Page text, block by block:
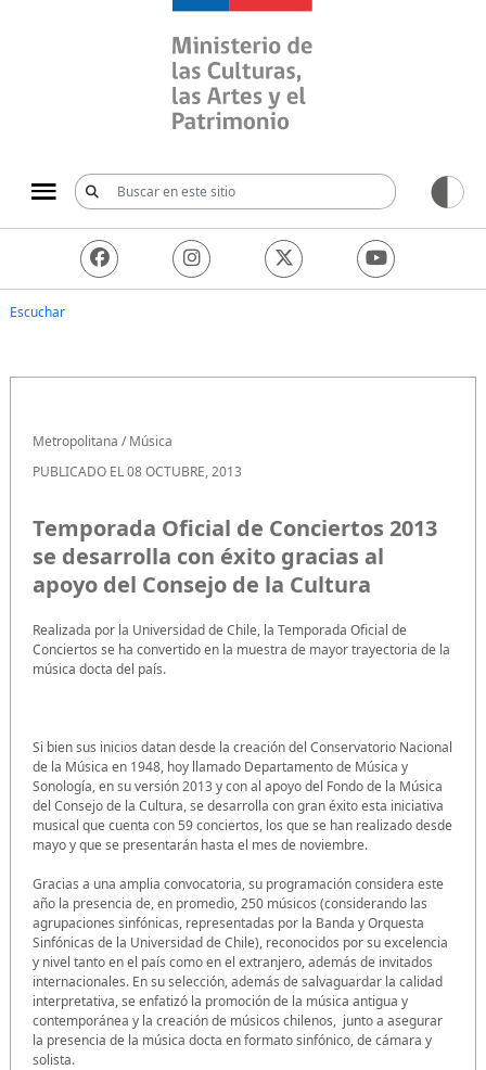
Ministerio de las
Escuchar
Metropolitana /Música
PUBLICADO EL 08 OCTUBRE, 2013
Temporada Oficial de Conciertos 2013
se desarrolla con éxito gracias al
apoyo del Consejo de la Cultura
Realizada por la Universidad de Chile, la Temporada Oficial de
Conciertos se ha convertido en la muestra de mayor trayectoria de la
música docta del país.
Si bien sus inicios datan desde la creación del Conservatorio Nacional
de la Música en 1948, hoy llamado Departamento de Música y
Sonología, en su versión 2013 y con al apoyo del Fondo de la Música
del Consejo de la Cultura, se desarrolla con gran éxito esta iniciativa
musical que cuenta con 59 conciertos, los que se han realizado desde
mayo y que se presentarán hasta el mes de noviembre.
Gracias a una amplia convocatoria, su programación considera este
año la presencia de, en promedio, 250 músicos (considerando las
agrupaciones sinfónicas, representadas por la Banda y Orquesta
Sinfónicas de la Universidad de Chile), reconocidos por su excelencia
y nivel tanto en el país como en el extranjero, además de invitados
internacionales. En su selección, además de salvaguardar la calidad
interpretativa, se enfatizó la promoción de la música antigua y
contemporánea y la creación de músicos chilenos, junto a asegurar
la presencia de la música docta en formato sinfónico, de cámara y
solista.